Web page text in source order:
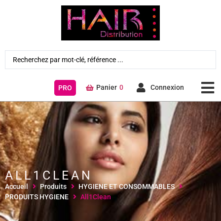
PRO Panier 0 Connexion
ALL1CLEAN
Accueil Produits
HYGIENE ET CONSOMMABLES
PRODUITS HYGIENE
All1Clean